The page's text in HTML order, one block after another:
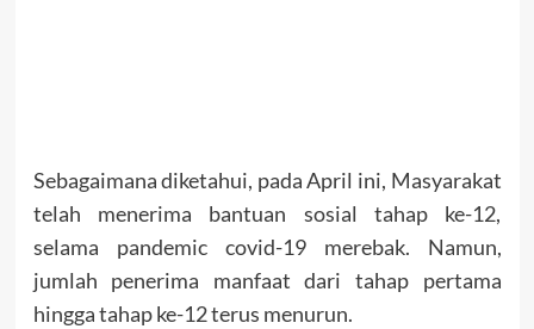
Sebagaimana diketahui, pada April ini, Masyarakat
telah menerima bantuan sosial tahap ke-12,
selama pandemic covid-19 merebak. Namun,
jumlah penerima manfaat dari tahap pertama
hingga tahap ke-12 terus menurun.